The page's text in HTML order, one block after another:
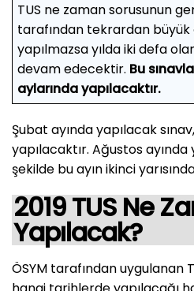
TUS ne zaman sorusunun
tarafından tekrardan büyük
yapılmazsa yılda iki defa
devam edecektir. Bu
aylarında yapılacaktır.
Şubat ayında yapılacak
yapılacaktır. Ağustos ayında
şekilde bu ayın ikinci
2019 TUS Ne
Yapılacak?
ÖSYM tarafından uygulanan